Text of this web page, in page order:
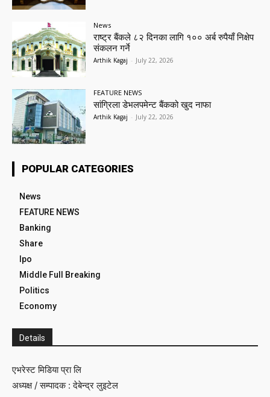
News
राष्ट्र बैंकले ८२ दिनका लागि १०० अर्ब रुपैयाँ निक्षेप
संकलन गर्ने
Arthik Kagaj - July 22, 2026
FEATURE NEWS
सांग्रिला डेभलपमेन्ट बैंकको खुद नाफा
Arthik Kagaj - July 22, 2026
POPULAR CATEGORIES
News
FEATURE NEWS
Banking
Share
Ipo
Middle Full Breaking
Politics
Economy
Details
एभरेस्ट मिडिया प्रा लि
अध्यक्ष / सम्पादक : देबेन्द्र लुइटेल